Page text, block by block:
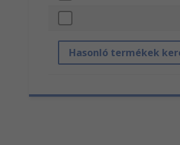
Hasonló termékek